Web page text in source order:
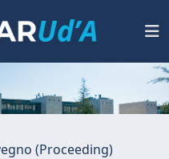
(Proceeding)